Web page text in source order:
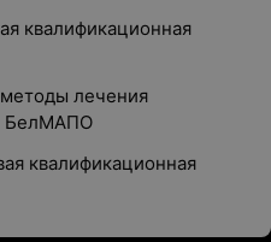
квалификационная
лечения
БелМАПО
квалификационная